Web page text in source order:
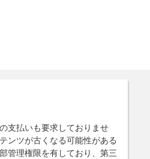
支払いも要求しておりませ
ンツが古くなる可能性がある
管理権限を有しており、第三